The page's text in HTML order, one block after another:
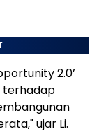
2.0’
terhadap
ujar Li.